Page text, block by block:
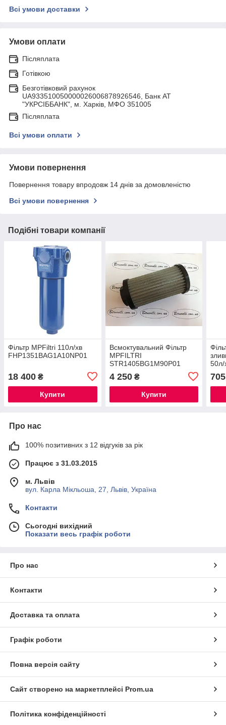
Всі умови доставки
Умови оплати
Післяплата
Готівкою
Безготівковий рахунок
UA933510050000026006878926546, Банк АТ
"УКРСIББАНК", м. Харків, МФО 351005
Післяплата
Всі умови оплати
Умови повернення
Повернення товару впродовж 14 днів за домовленістю
Всі умови повернення
Подібні товари компанії
Фільтр MPFiltri 110л/хв
FHP1351BAG1A10NP01
18 400 ₴
Купити
Всмоктувальний Фільтр
MPFILTRI
STR1405BG1M90P01
4 250₴
Купити
50л/
705
Про нас
100% позитивних з 12 відгуків за рік
Працює з 31.03.2015
м. Львів
вул. Карла Мікльоша, 27, Львів, Україна
Контакти
Сьогодні вихідний
Показати весь графік роботи
Про нас
Контакти
Доставка та оплата
Графік роботи
Повна версія сайту
Сайт створено на маркетплейсі Prom.ua
Політика конфіденційності